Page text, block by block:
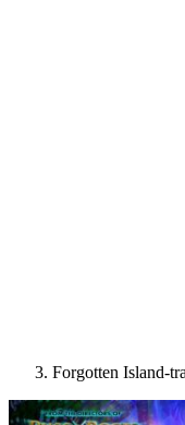
Forgotten Island-